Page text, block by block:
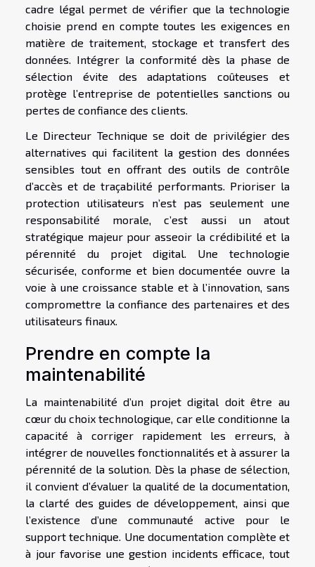
cadre légal permet de vérifier que la technologie
choisie prend en compte toutes les exigences en
matière de traitement, stockage et transfert des
données. Intégrer la conformité dès la phase de
sélection évite des adaptations coûteuses et
protège l’entreprise de potentielles sanctions ou
pertes de confiance des clients.
Le Directeur Technique se doit de privilégier des
alternatives qui facilitent la gestion des données
sensibles tout en offrant des outils de contrôle
d’accès et de traçabilité performants. Prioriser la
protection utilisateurs n’est pas seulement une
responsabilité morale, c’est aussi un atout
stratégique majeur pour asseoir la crédibilité et la
pérennité du projet digital. Une technologie
sécurisée, conforme et bien documentée ouvre la
voie à une croissance stable et à l’innovation, sans
compromettre la confiance des partenaires et des
utilisateurs finaux.
Prendre en compte la
maintenabilité
La maintenabilité d’un projet digital doit être au
cœur du choix technologique, car elle conditionne la
capacité à corriger rapidement les erreurs, à
intégrer de nouvelles fonctionnalités et à assurer la
pérennité de la solution. Dès la phase de sélection,
il convient d’évaluer la qualité de la documentation,
la clarté des guides de développement, ainsi que
l’existence d’une communauté active pour le
support technique. Une documentation complète et
à jour favorise une gestion incidents efficace, tout